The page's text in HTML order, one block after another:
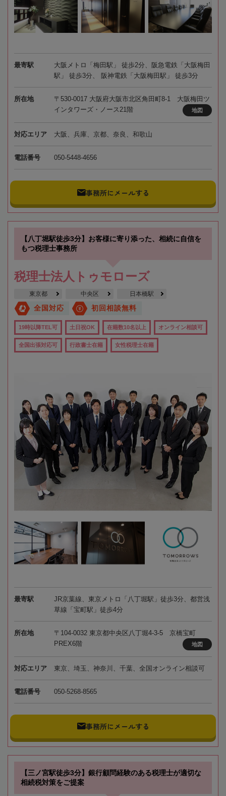
最寄駅
大阪メトロ「梅田駅」 徒歩2分、阪急電鉄「大阪梅田
駅」 徒歩3分、 阪神電鉄「大阪梅田駅」 徒歩3分
所在地
〒530-0017 大阪府大阪市北区角田町8-1 大阪梅田ツ
インタワーズ・ノース21階
地図
対応エリア 大阪、兵庫、京都、奈良、和歌山
電話番号 050-5448-4656
事務所にメールする
【八丁堀駅徒歩3分】お客様に寄り添った、相続に自信を
もつ税理士事務所
税理士法人トゥモローズ
東京都 中央区 日本橋駅
全国対応 初回相談無料
19時以降TEL可 土日祝OK 在籍数10名以上 オンライン相談可
全国出張対応可 行政書士在籍 女性税理士在籍
最寄駅
JR京葉線、東京メトロ「八丁堀駅」徒歩3分、都営浅
草線「宝町駅」徒歩4分
所在地
〒104-0032 東京都中央区八丁堀4-3-5 京橋宝町
PREX6階
地図
対応エリア 東京、埼玉、神奈川、千葉、全国オンライン相談可
電話番号 050-5268-8565
事務所にメールする
【三ノ宮駅徒歩3分】銀行顧問経験のある税理士が適切な
相続税対策をご提案